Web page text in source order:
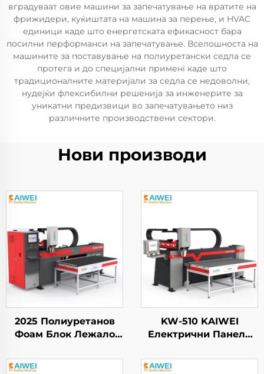
вградуваат овие машини за запечатување на вратите на
фрижидери, куќиштата на машина за перење, и HVAC
единици каде што енергетската ефикасност бара
посилни перформанси на запечатување. Вселошноста на
машините за поставување на полиуретански седла се
протега и до специјални применi каде што
традиционалните материјали за седла се недоволни,
нудејќи флексибилни решенија за инженерите за
уникатни предизвици во запечатувањето низ
различните производствени сектори.
Нови производи
2025 Полиуретанов
Фоам Блок Лежало
фоам затворувачка
KW-510 KAIWEI
Електрични Панели
Полиуретан Пен